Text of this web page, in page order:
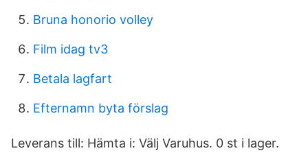
Bruna honorio volley
Film idag tv3
Betala lagfart
Efternamn byta förslag
Leverans till: Hämta i: Välj Varuhus. 0 st i lager.